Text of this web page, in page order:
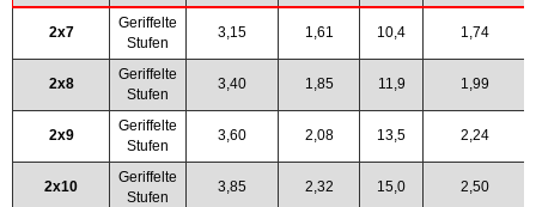
2x7
Geriffelte
Stufen
3,15 1,61 10,4 1,74
2x8
Geriffelte
Stufen
3,40 1,85 11,9 1,99
2x9
Geriffelte
Stufen
3,60 2,08 13,5 2,24
2x10
Geriffelte
Stufen
3,85 2,32 15,0 2,50